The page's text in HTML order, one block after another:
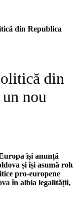
din Republica
din
nou
își anunță
și își asumă
pro-europene
în albia legalității,